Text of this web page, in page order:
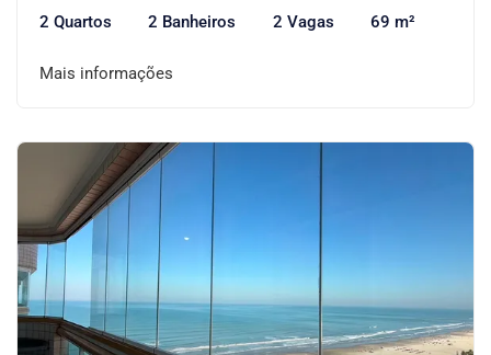
2 Quartos 2 Banheiros 2 Vagas 69 m²
Mais informações